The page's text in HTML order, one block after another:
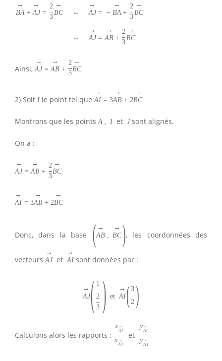
→
BA +
→
AJ =
2
3
→
BC ⇔
→
AJ = −
→
BA +
2
3
→
BC
⇔
→
AJ =
→
AB +
2
3
→
BC
Ainsi,
→
AJ =
→
AB +
2
3
→
BC
2) Soit I le point tel que
→
AI = 3
→
AB + 2
→
BC.
Montrons que les pointsA , I et Jsont alignés.
On a :
→
AJ =
→
AB +
2
3
→
BC
→
AI = 3
→
AB + 2
→
BC
Donc, dans la base ( →
AB ,
→
BC), les coordonnées des
vecteurs
→
AJ et
→
AI sont données par :
→
AJ( 1
2
3 ) et
→
AI( 3
2 )
Calculons alors les rapports :
x →
AI
x →
A J
et
y →
AI
y →
A J